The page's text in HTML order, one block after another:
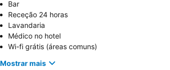
Bar
Receção 24 horas
Lavandaria
Médico no hotel
Wi-fi grátis (áreas comuns)
Mostrar mais